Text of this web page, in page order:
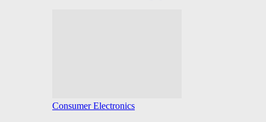
Consumer Electronics